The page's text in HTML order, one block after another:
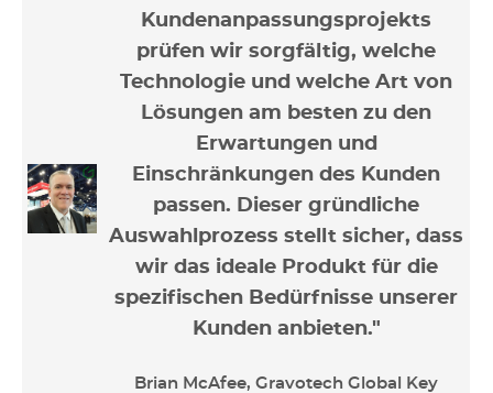
Kundenanpassungsprojekts
prüfen wir sorgfältig, welche
Technologie und welche Art von
Lösungen am besten zu den
Erwartungen und
Einschränkungen des Kunden
passen. Dieser gründliche
Auswahlprozess stellt sicher, dass
wir das ideale Produkt für die
spezifischen Bedürfnisse unserer
Kunden anbieten."
Brian McAfee, Gravotech Global Key